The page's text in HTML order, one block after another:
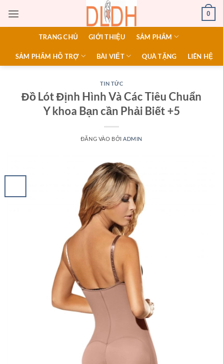
qua
0
TRANG CHỦ GIỚI THIỆU SẢM PHẨM
SẢM PHẨM HỖ TRỢ BÀI VIẾT QUÀ TẶNG LIÊN HỆ
TIN TỨC
Đồ Lót Định Hình Và Các Tiêu Chuẩn
Y khoa Bạn cần Phải Biết +5
ĐĂNG VÀO BỞI ADMIN